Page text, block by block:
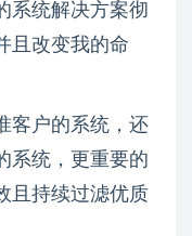
系统解决方案彻
且改变我的命
客户的系统，还
系统，更重要的
且持续过滤优质